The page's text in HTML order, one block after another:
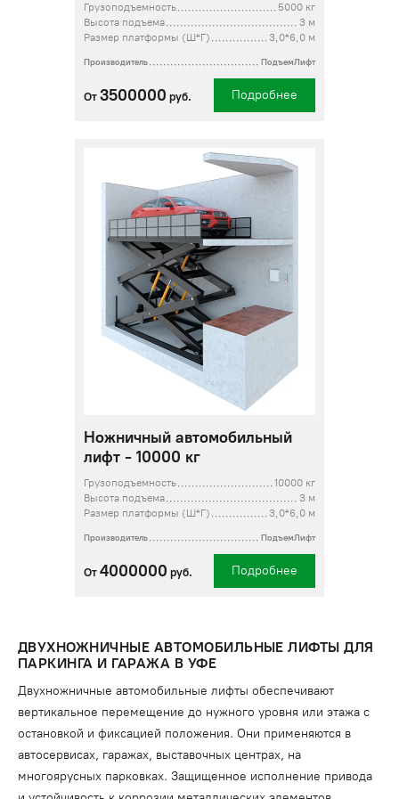
Грузоподъемность
5000 кг
Высота подъема
3 м
Размер платформы (Ш*Г)
3,0*6,0 м
Производитель ПодъемЛифт
От 3500000 руб. Подробнее
Ножничный автомобильный
лифт - 10000 кг
Грузоподъемность
10000 кг
Высота подъема
3 м
Размер платформы (Ш*Г)
3,0*6,0 м
Производитель ПодъемЛифт
От 4000000 руб. Подробнее
ДВУХНОЖНИЧНЫЕ АВТОМОБИЛЬНЫЕ ЛИФТЫ ДЛЯ
ПАРКИНГА И ГАРАЖА В УФЕ
Двухножничные автомобильные лифты обеспечивают
вертикальное перемещение до нужного уровня или этажа с
остановкой и фиксацией положения. Они применяются в
автосервисах, гаражах, выставочных центрах, на
многоярусных парковках. Защищенное исполнение привода